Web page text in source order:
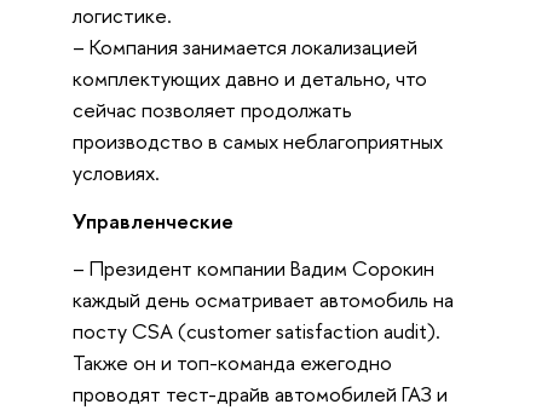
логистике.
– Компания занимается локализацией
комплектующих давно и детально, что
сейчас позволяет продолжать
производство в самых неблагоприятных
условиях.
Управленческие
– Президент компании Вадим Сорокин
каждый день осматривает автомобиль на
посту CSA (customer satisfaction audit).
Также он и топ-команда ежегодно
проводят тест-драйв автомобилей ГАЗ и